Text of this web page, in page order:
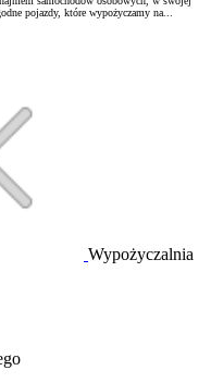
pojazdy, które wypożyczamy na...
Wypożyczalnia